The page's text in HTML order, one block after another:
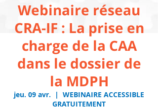
Webinaire réseau
CRA-IF : La prise en
charge de la CAA
dans le dossier de
la MDPH
jeu. 09 avr.
  |
WEBINAIRE ACCESSIBLE
GRATUITEMENT